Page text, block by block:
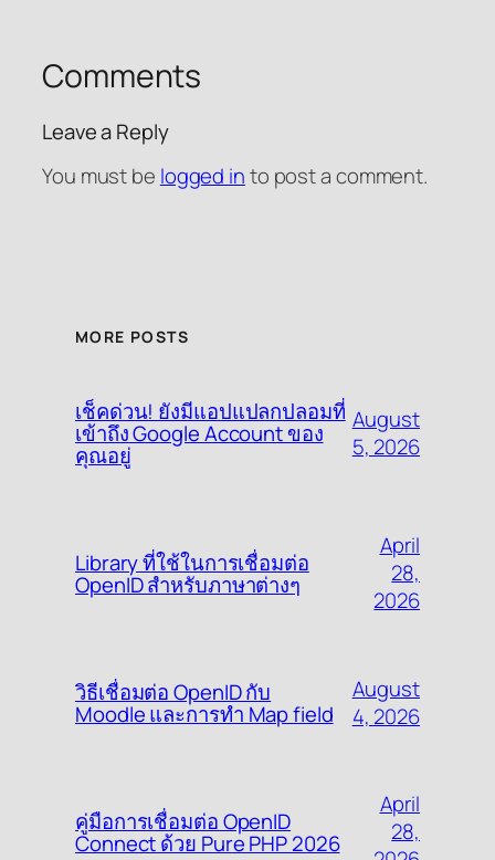
Comments
Leave a Reply
You must be logged into post a comment.
MORE POSTS
เช็คด่วน! ยังมีแอปแปลกปลอมที่
เข้าถึง Google Account ของ
คุณอยู่
August
5, 2026
Library ที่ใช้ในการเชื่อมต่อ
OpenID สำหรับภาษาต่างๆ
April
28,
2026
วิธีเชื่อมต่อ OpenID กับ
Moodle และการทำ Map field
August
4, 2026
คู่มือการเชื่อมต่อ OpenID
Connect ด้วย Pure PHP 2026
April
28,